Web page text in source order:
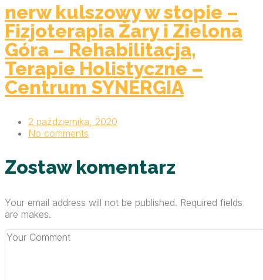
nerw kulszowy w stopie –
Fizjoterapia Żary i Zielona
Góra – Rehabilitacja,
Terapie Holistyczne –
Centrum SYNERGIA
2 października, 2020
No comments
Zostaw komentarz
Your email address will not be published. Required fields
are makes.